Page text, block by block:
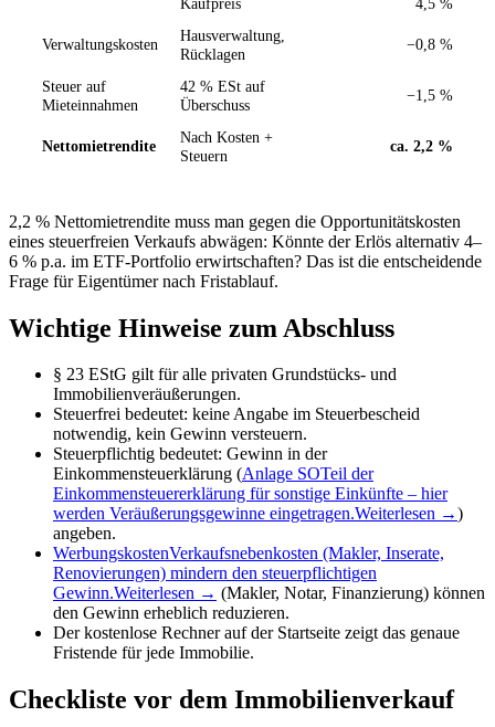
Verwaltungskosten
Hausverwaltung,
Rücklagen
−0,8 %
Steuer auf
Mieteinnahmen
42 % ESt auf
Überschuss
−1,5 %
Nettomietrendite
Nach Kosten +
Steuern
ca. 2,2 %
2,2 % Nettomietrendite muss man gegen die Opportunitätskosten
eines steuerfreien Verkaufs abwägen: Könnte der Erlös alternativ 4–
6 % p.a. im ETF-Portfolio erwirtschaften? Das ist die entscheidende
Frage für Eigentümer nach Fristablauf.
Wichtige Hinweise zum Abschluss
§ 23 EStG gilt für alle privaten Grundstücks- und
Immobilienveräußerungen.
Steuerfrei bedeutet: keine Angabe im Steuerbescheid
notwendig, kein Gewinn versteuern.
Steuerpflichtig bedeutet: Gewinn in der
Einkommensteuerklärung (Anlage SOTeil der
Einkommensteuererklärung für sonstige Einkünfte – hier
werden Veräußerungsgewinne eingetragen.Weiterlesen →)
angeben.
WerbungskostenVerkaufsnebenkosten (Makler, Inserate,
Renovierungen) mindern den steuerpflichtigen
Gewinn.Weiterlesen → (Makler, Notar, Finanzierung) können
den Gewinn erheblich reduzieren.
Der kostenlose Rechner auf der Startseite zeigt das genaue
Fristende für jede Immobilie.
Checkliste vor dem Immobilienverkauf